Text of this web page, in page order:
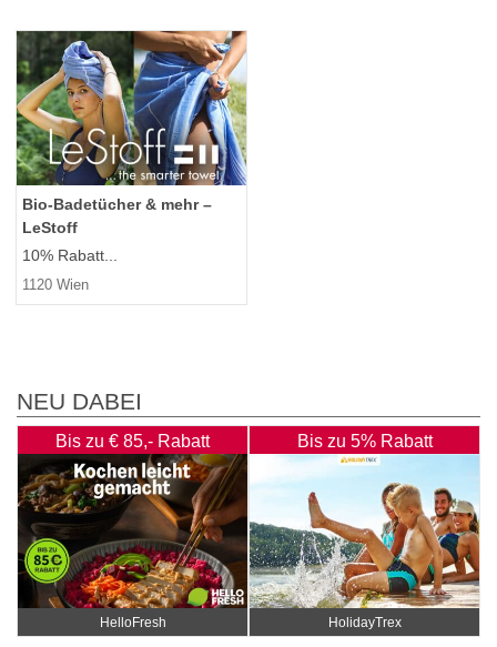
Bio-Badetücher & mehr –
LeStoff
10% Rabatt...
1120 Wien
NEU DABEI
Bis zu € 85,- Rabatt
HelloFresh
Bis zu 5% Rabatt
HolidayTrex